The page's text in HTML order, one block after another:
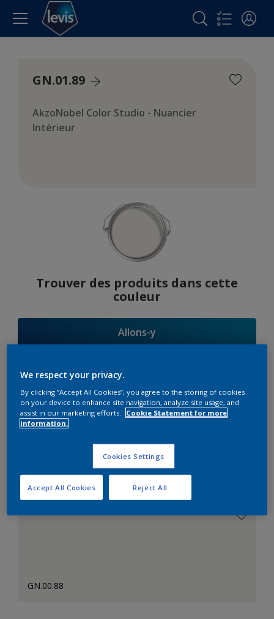
GN.01.89
AkzoNobel Color Studio - Nuancier
Intérieur
Trouver des produits dans cette
couleur
Allons-y
Suggestions
d'Harmonies
Le Blanc Parfait
GN.00.88
We respect your privacy.
By clicking “Accept All Cookies”, you agree to the storing of cookies
on your device to enhance site navigation, analyze site usage, and
assist in our marketing efforts.
Cookie Statement for more
information.
Cookies Settings
Reject All
Accept All Cookies